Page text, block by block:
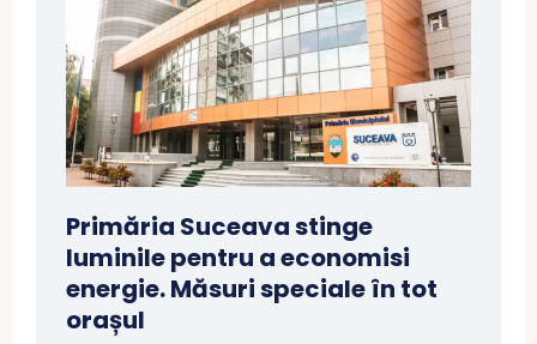
Primăria Suceava stinge
luminile pentru a economisi
energie. Măsuri speciale în tot
orașul